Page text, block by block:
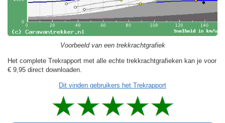
Voorbeeld van een trekkrachtgrafiek
Het complete Trekrapport met alle echte trekkrachtgrafieken kan je voor
€ 9,95 direct downloaden.
Dit vinden gebruikers het Trekrapport